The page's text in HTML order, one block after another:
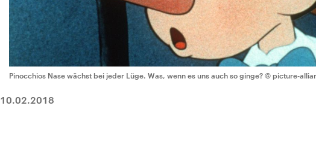
Pinocchios Nase wächst bei jeder Lüge. Was, wenn es uns auch so ginge? © picture-
10.02.2018